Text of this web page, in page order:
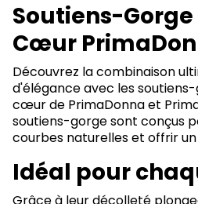
Soutiens-
Cœur
Découvrez la combinaison
d'élégance avec les
cœur de PrimaDonna et
soutiens-gorge sont conçus
courbes naturelles et offrir
Idéal pour